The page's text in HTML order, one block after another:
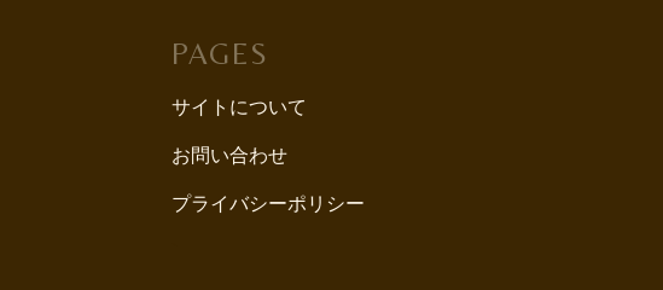
PAGES
サイトについて
お問い合わせ
プライバシーポリシー